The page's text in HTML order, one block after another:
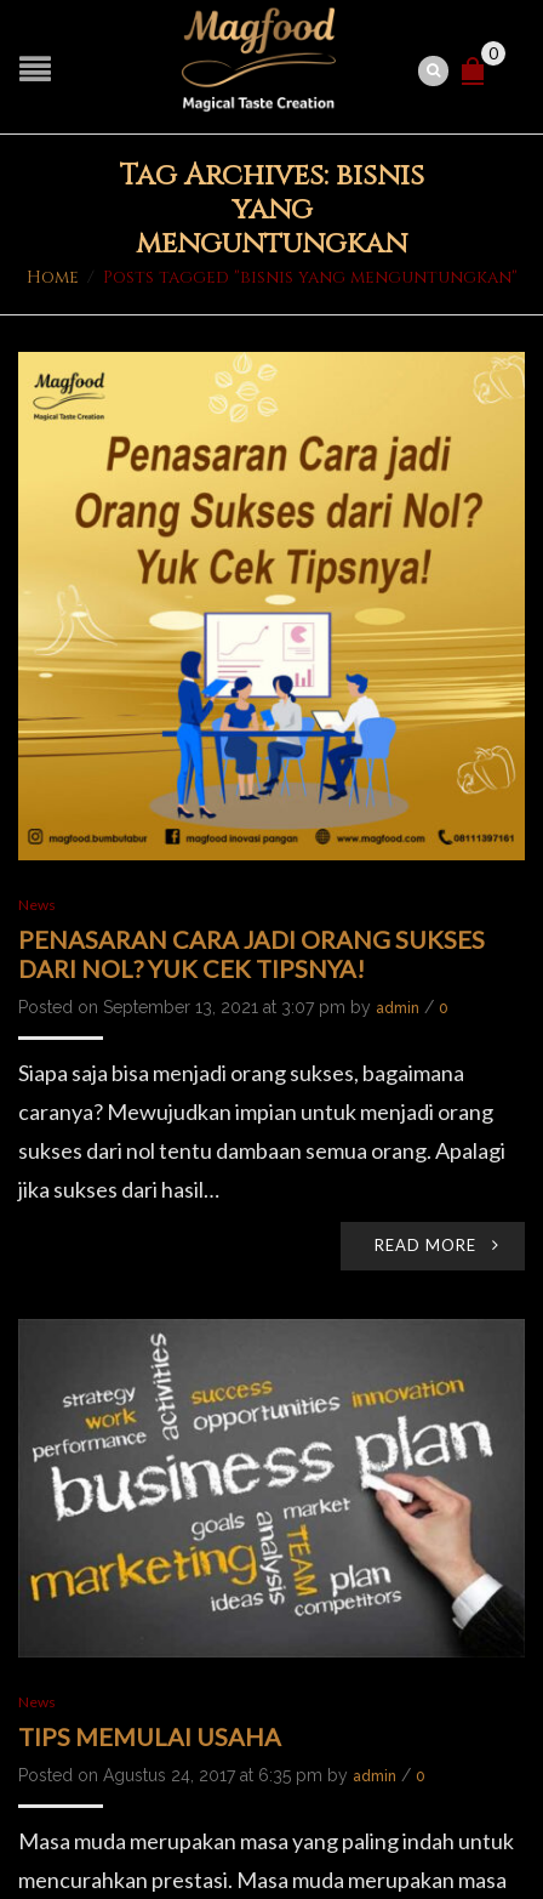
0
Tag Archives: bisnis
yang
menguntungkan
Home / Posts tagged "bisnis yang menguntungkan"
News
PENASARAN CARA JADI ORANG SUKSES
DARI NOL? YUK CEK TIPSNYA!
Posted on September 13, 2021 at 3:07 pm by admin / 0
Siapa saja bisa menjadi orang sukses, bagaimana
caranya? Mewujudkan impian untuk menjadi orang
sukses dari nol tentu dambaan semua orang. Apalagi
jika sukses dari hasil…
READ MORE
News
TIPS MEMULAI USAHA
Posted on Agustus 24, 2017 at 6:35 pm by admin / 0
Masa muda merupakan masa yang paling indah untuk
mencurahkan prestasi. Masa muda merupakan masa